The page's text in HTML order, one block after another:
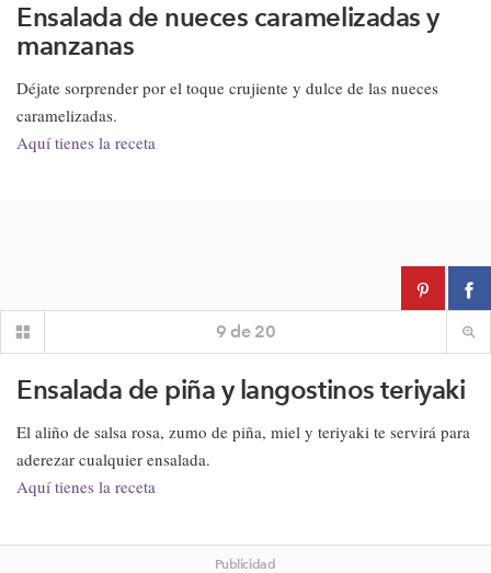
Ensalada de nueces caramelizadas y
manzanas
Déjate sorprender por el toque crujiente y dulce de las nueces
caramelizadas.
Aquí tienes la receta
9 de 20
Ensalada de piña y langostinos teriyaki
El aliño de salsa rosa, zumo de piña, miel y teriyaki te servirá para
aderezar cualquier ensalada.
Aquí tienes la receta
Publicidad